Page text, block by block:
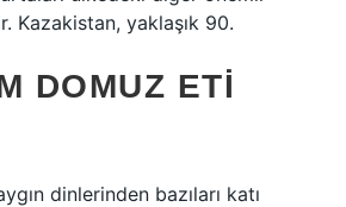
Kazakistan, yaklaşık 90.
DOMUZ ETI
dinlerinden bazıları katı